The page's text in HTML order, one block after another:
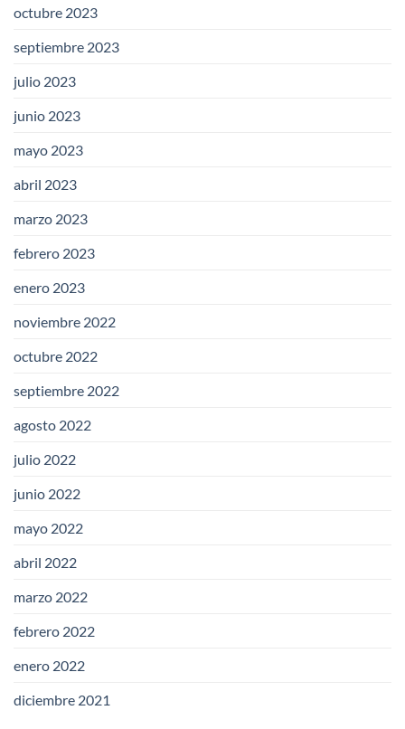
octubre 2023
septiembre 2023
julio 2023
junio 2023
mayo 2023
abril 2023
marzo 2023
febrero 2023
enero 2023
noviembre 2022
octubre 2022
septiembre 2022
agosto 2022
julio 2022
junio 2022
mayo 2022
abril 2022
marzo 2022
febrero 2022
enero 2022
diciembre 2021